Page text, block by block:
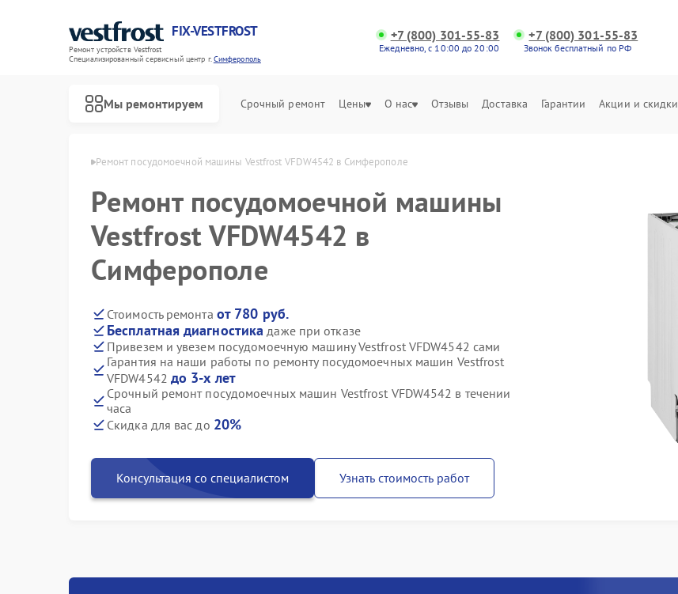
FIX-VESTFROST
Ремонт устройств Vestfrost
Специализированный cервисный центр г.Симферополь
+7 (800) 301-55-83
Ежедневно, с 10:00 до 20:00
+7 (800) 301-55-83
Звонок бесплатный по РФ
Мы ремонтируем Срочный ремонт Цены О нас Отзывы Доставка Гарантии Акции и скидки
Ремонт посудомоечной машины Vestfrost VFDW4542 в Симферополе
Ремонт посудомоечной машины
Vestfrost VFDW4542 в
Симферополе
Стоимость ремонта от 780 руб.
Бесплатная диагностика даже при отказе
Привезем и увезем посудомоечную машину Vestfrost VFDW4542 сами
Гарантия на наши работы по ремонту посудомоечных машин Vestfrost
VFDW4542 до 3-х лет
Срочный ремонт посудомоечных машин Vestfrost VFDW4542 в течении
часа
Скидка для вас до 20%
Консультация со специалистом Узнать стоимость работ